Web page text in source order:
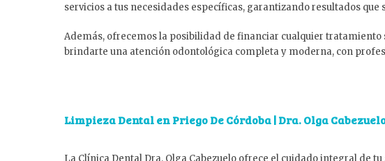
servicios a tus necesidades específicas, garantizando resultados que
Además, ofrecemos la posibilidad de financiar cualquier
brindarte una atención odontológica completa y moderna, con
Limpieza Dental en Priego De Córdoba | Dra. Olga
La Clínica Dental Dra. Olga Cabezuelo ofrece el cuidado integral de